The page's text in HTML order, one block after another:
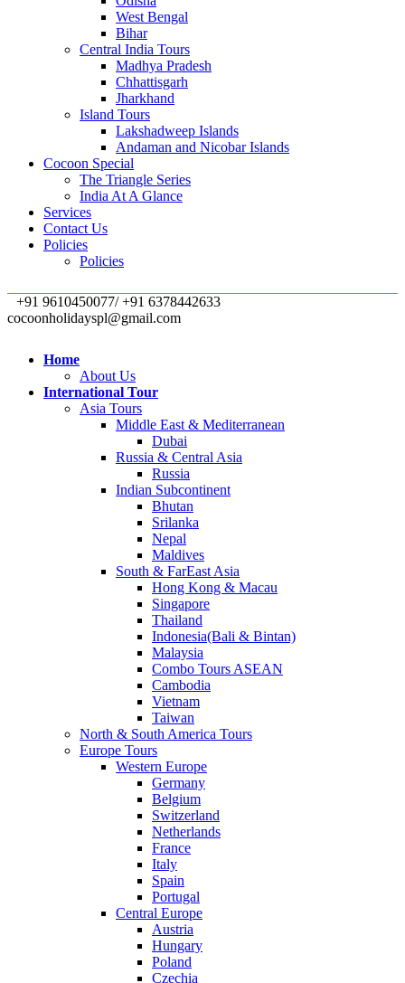
West Bengal
Bihar
Central India Tours
Madhya Pradesh
Chhattisgarh
Jharkhand
Island Tours
Lakshadweep Islands
Andaman and Nicobar Islands
Cocoon Special
The Triangle Series
India At A Glance
Services
Contact Us
Policies
Policies
+91 9610450077/ +91 6378442633
cocoonholidayspl@gmail.com
Home
About Us
International Tour
Asia Tours
Middle East & Mediterranean
Dubai
Russia & Central Asia
Russia
Indian Subcontinent
Bhutan
Srilanka
Nepal
Maldives
South & FarEast Asia
Hong Kong & Macau
Singapore
Thailand
Indonesia(Bali & Bintan)
Malaysia
Combo Tours ASEAN
Cambodia
Vietnam
Taiwan
North & South America Tours
Europe Tours
Western Europe
Germany
Belgium
Switzerland
Netherlands
France
Italy
Spain
Portugal
Central Europe
Austria
Hungary
Poland
Czechia